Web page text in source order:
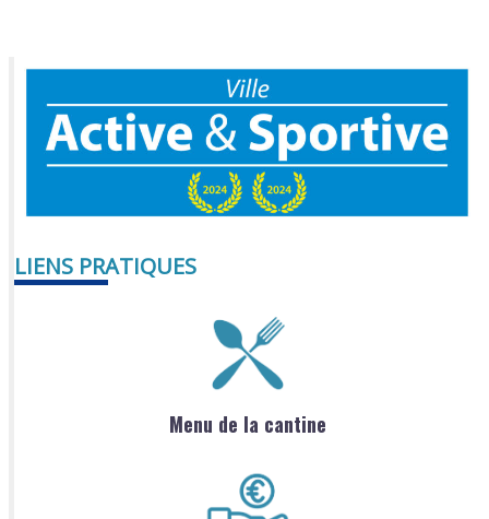
LIENS PRATIQUES
Menu de la cantine